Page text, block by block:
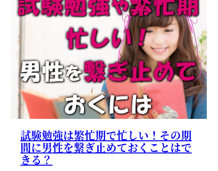
試験勉強は繁忙期で忙しい！その期
間に男性を繋ぎ止めておくことはで
きる？